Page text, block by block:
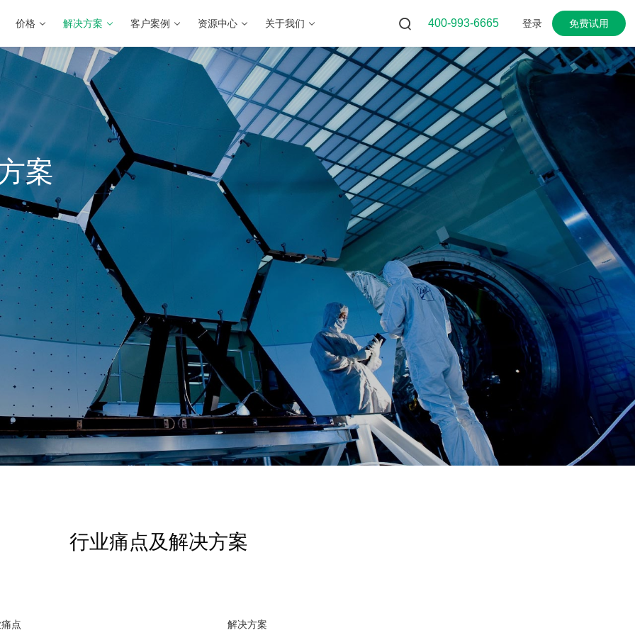
价格 解决方案 客户案例 资源中心 关于我们 400-993-6665 登录 免费试用
案
行业痛点及解决方案
点 解决方案